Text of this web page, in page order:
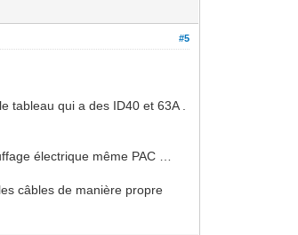
#5
tableau qui a des ID40 et 63A .
électrique même PAC …
câbles de manière propre